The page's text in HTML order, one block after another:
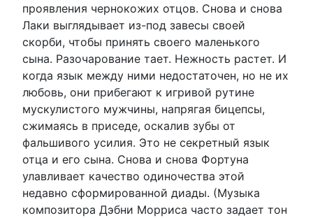
проявления чернокожих отцов. Снова и снова
Лаки выглядывает из-под завесы своей
скорби, чтобы принять своего маленького
сына. Разочарование тает. Нежность растет. И
когда язык между ними недостаточен, но не их
любовь, они прибегают к игривой рутине
мускулистого мужчины, напрягая бицепсы,
сжимаясь в приседе, оскалив зубы от
фальшивого усилия. Это не секретный язык
отца и его сына. Снова и снова Фортуна
улавливает качество одиночества этой
недавно сформированной диады. (Музыка
композитора Дэбни Морриса часто задает тон